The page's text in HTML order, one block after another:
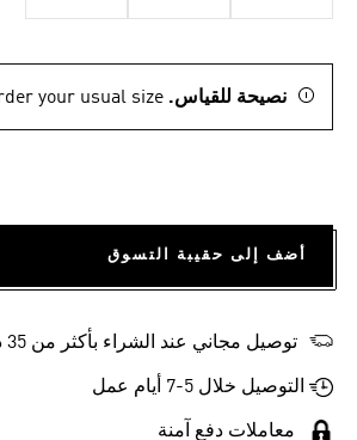
نصيحة للقياس. your usual size.
أضف إلى حقيبة التسوق
توصيل مجاني عند الشراء بأكثر من 35 د.ك
التوصيل خلال 5-7 أيام عمل
معاملات دفع آمنة